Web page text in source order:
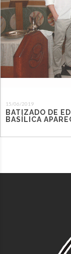
15/06/2019
BATIZADO DE
BASÍLICA